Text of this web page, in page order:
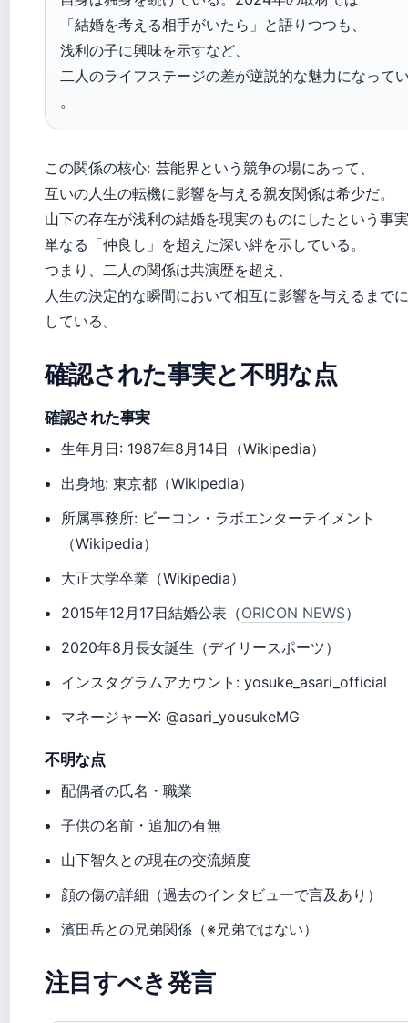
「結婚を考える相手がいたら」と語りつつも、
浅利の子に興味を示すなど、
二人のライフステージの差が逆説的な魅力になって
。
この関係の核心: 芸能界という競争の場にあって、
互いの人生の転機に影響を与える親友関係は希少だ。
山下の存在が浅利の結婚を現実のものにしたという事
単なる「仲良し」を超えた深い絆を示している。
つまり、二人の関係は共演歴を超え、
人生の決定的な瞬間において相互に影響を与えるまで
している。
確認された事実と不明な点
確認された事実
生年月日: 1987年8月14日（Wikipedia）
出身地: 東京都（Wikipedia）
所属事務所: ビーコン・ラボエンターテイメント
（Wikipedia）
大正大学卒業（Wikipedia）
2015年12月17日結婚公表（ORICON NEWS）
2020年8月長女誕生（デイリースポーツ）
インスタグラムアカウント: yosuke_asari_official
マネージャーX: @asari_yousukeMG
不明な点
配偶者の氏名・職業
子供の名前・追加の有無
山下智久との現在の交流頻度
顔の傷の詳細（過去のインタビューで言及あり）
濱田岳との兄弟関係（※兄弟ではない）
注目すべき発言